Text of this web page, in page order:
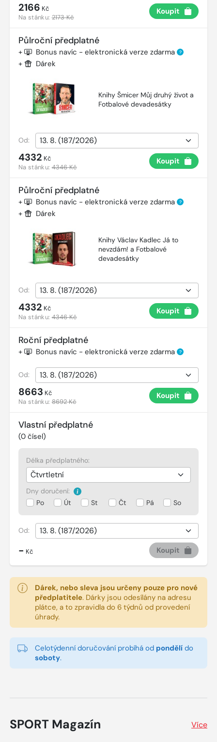
2166 Kč
Na stánku:2173 Kč
Koupit
Půlroční předplatné
+ Bonus navíc - elektronická verze zdarma ?
+ Dárek
Knihy Šmicer Můj druhý život a
Fotbalové devadesátky
Od:
4332 Kč
Na stánku:4346 Kč
Koupit
Půlroční předplatné
+ Bonus navíc - elektronická verze zdarma ?
+ Dárek
Knihy Václav Kadlec Já to
nevzdám! a Fotbalové
devadesátky
Od:
4332 Kč
Na stánku:4346 Kč
Koupit
Roční předplatné
+ Bonus navíc - elektronická verze zdarma ?
Od:
8663 Kč
Na stánku:8692 Kč
Koupit
Vlastní předplatné
(0 čísel)
Délka předplatného:
Dny doručení:
Po
Út St Čt Pá So
Od:
- Kč Koupit
Dárek, nebo sleva jsou určeny pouze pro nové
předplatitele. Dárky jsou odesílány na adresu
plátce, a to zpravidla do 6 týdnů od provedení
úhrady.
Celotýdenní doručování probíhá od pondělí do
soboty.
SPORT Magazín Více